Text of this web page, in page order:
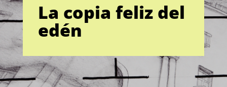
La copia feliz del
edén